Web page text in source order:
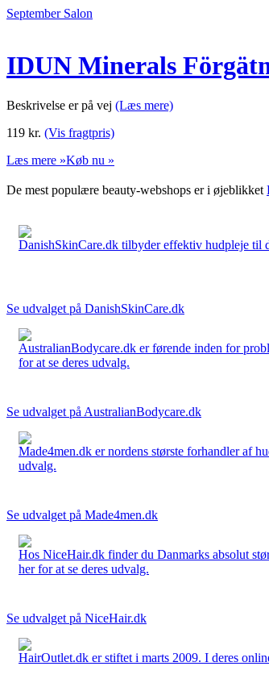
September Salon
IDUN Minerals
Beskrivelse er på vej (Læs mere)
119 kr. (Vis fragtpris)
Læs mere »Køb nu »
De mest populære beauty-webshops er i øjeblikket
DanishSkinCare.dk tilbyder effektiv hudpleje til
Se udvalget på DanishSkinCare.dk
AustralianBodycare.dk er førende inden for
for at se deres udvalg.
Se udvalget på AustralianBodycare.dk
Made4men.dk er nordens største forhandler af
udvalg.
Se udvalget på Made4men.dk
Hos NiceHair.dk finder du Danmarks absolut
her for at se deres udvalg.
Se udvalget på NiceHair.dk
HairOutlet.dk er stiftet i marts 2009. I deres